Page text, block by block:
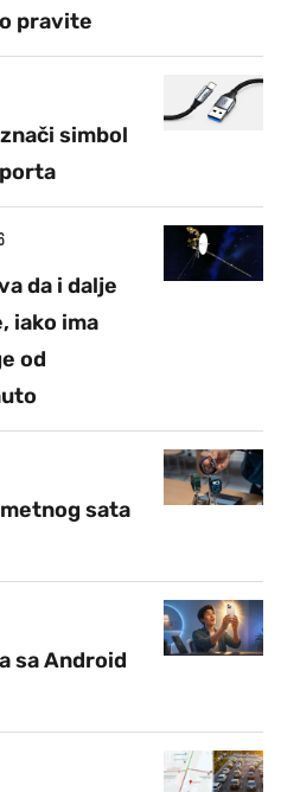
pravite
simbol
da i dalje
iako ima
od
sata
sa Android